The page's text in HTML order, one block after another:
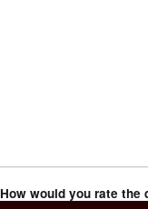
How would you rate